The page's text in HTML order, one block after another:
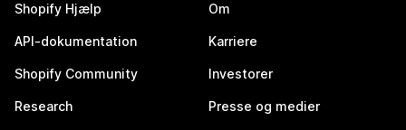
Shopify Hjælp
API-dokumentation
Shopify Community
Research
Om
Karriere
Investorer
Presse og medier